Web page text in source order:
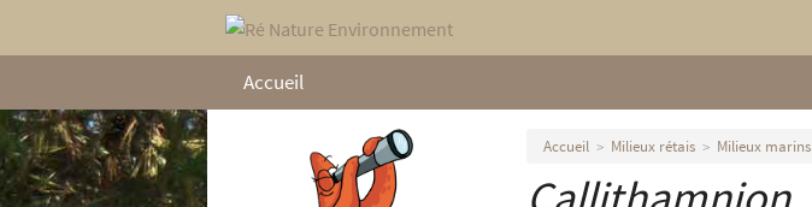
Accueil
Accueil Milieux rétais Milieux marins